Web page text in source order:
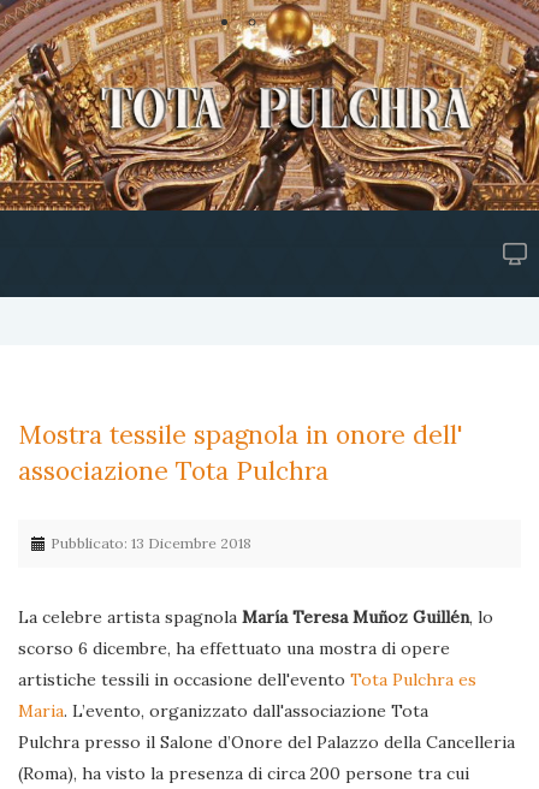
Mostra tessile spagnola in onore dell'
associazione Tota Pulchra
Pubblicato: 13 Dicembre 2018
La celebre artista spagnola María Teresa Muñoz Guillén, lo
scorso 6 dicembre, ha effettuato una mostra di opere
artistiche tessili in occasione dell'evento Tota Pulchra es
Maria. L’evento, organizzato dall'associazione Tota
Pulchra presso il Salone d’Onore del Palazzo della Cancelleria
(Roma), ha visto la presenza di circa 200 persone tra cui